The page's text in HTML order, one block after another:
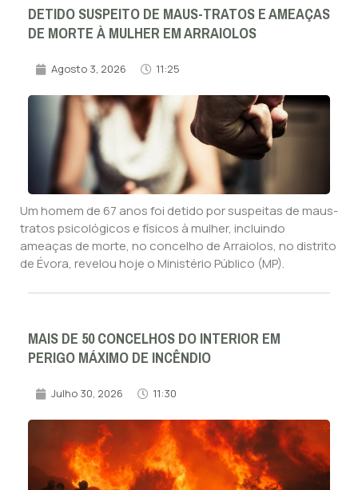
DETIDO SUSPEITO DE MAUS-TRATOS E AMEAÇAS
DE MORTE À MULHER EM ARRAIOLOS
Agosto 3, 2026 11:25
Um homem de 67 anos foi detido por suspeitas de maus-
tratos psicológicos e físicos à mulher, incluindo
ameaças de morte, no concelho de Arraiolos, no distrito
de Évora, revelou hoje o Ministério Público (MP).
MAIS DE 50 CONCELHOS DO INTERIOR EM
PERIGO MÁXIMO DE INCÊNDIO
Julho 30, 2026 11:30